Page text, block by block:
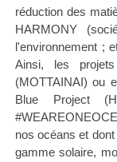
réduction des
HARMONY
l'environnement ;
Ainsi, les
(MOTTAINAI) ou
Blue Project
nos océans et
gamme solaire,